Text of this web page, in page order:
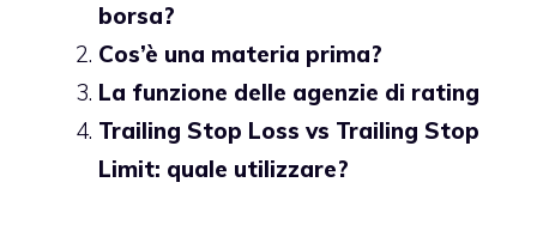
borsa?
Cos’è una materia prima?
La funzione delle agenzie di rating
Trailing Stop Loss vs Trailing Stop
Limit: quale utilizzare?